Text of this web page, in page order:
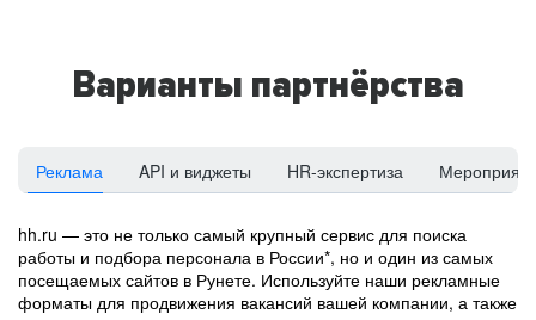
Варианты партнёрства
Реклама API и виджеты HR-экспертиза
hh.ru — это не только самый крупный сервис для поиска
работы и подбора персонала в России*, но и один из самых
посещаемых сайтов в Рунете. Используйте наши рекламные
форматы для продвижения вакансий вашей компании, а также